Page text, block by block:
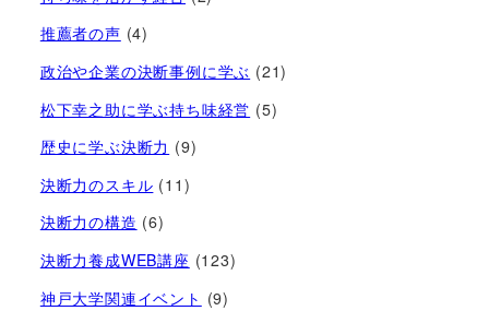
推薦者の声 (4)
政治や企業の決断事例に学ぶ (21)
松下幸之助に学ぶ持ち味経営 (5)
歴史に学ぶ決断力 (9)
決断力のスキル (11)
決断力の構造 (6)
決断力養成WEB講座 (123)
神戸大学関連イベント (9)